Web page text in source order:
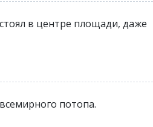
в центре площади, даже
потопа.